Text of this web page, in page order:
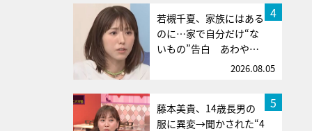
4
若槻千夏、家族にはある
のに…家で自分だけ“な
いもの”告白 あわや…
2026.08.05
5
藤本美貴、14歳長男の
服に異変→聞かされた“4